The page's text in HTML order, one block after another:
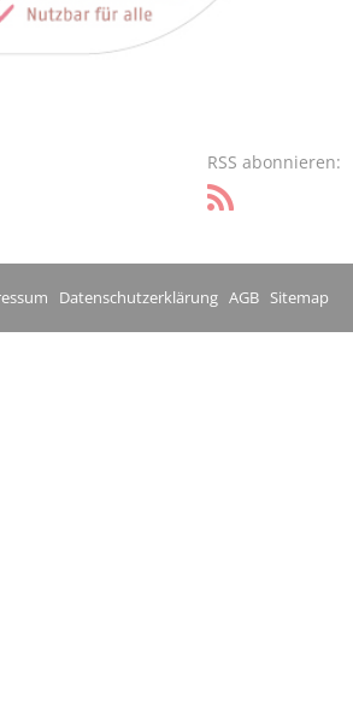
RSS abonnieren:
Datenschutzerklärung AGB Sitemap